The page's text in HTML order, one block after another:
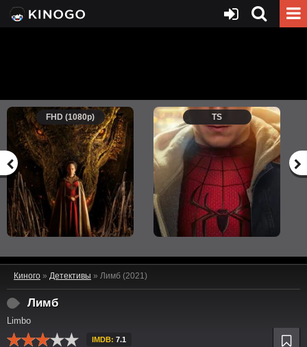
FHD (1080p) TS
Киного » Детективы » Лимб (2021)
Лимб
Limbo
IMDB: 7.1